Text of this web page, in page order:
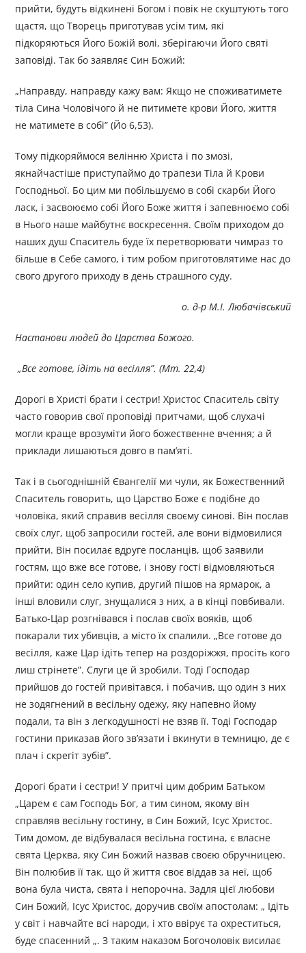
прийти, будуть відкинені Богом і повік не скуштують того
щастя, що Творець приготував усім тим, які
підкоряються Його Божій волі, зберігаючи Його святі
заповіді. Так бо заявляє Син Божий:
„Направду, направду кажу вам: Якщо не споживатимете
тіла Сина Чоловічого й не питимете крови Його, життя
не матимете в собі” (Йо 6,53).
Тому підкоряймося велінню Христа і по змозі,
якнайчастіше приступаймо до трапези Тіла й Крови
Господньої. Бо цим ми побільшуємо в собі скарби Його
ласк, і засвоюємо собі Його Боже життя і запевнюємо собі
в Нього наше майбутнє воскресення. Своїм приходом до
наших душ Спаситель буде їх перетворювати чимраз то
більше в Себе самого, і тим робом приготовлятиме нас до
свого другого приходу в день страшного суду.
о. д-р М.І. Любачівський
Настанови людей до Царства Божого.
„Все готове, ідіть на весілля”. (Мт. 22,4)
Дорогі в Христі брати і сестри! Христос Спаситель світу
часто говорив свої проповіді притчами, щоб слухачі
могли краще врозуміти його божественне вчення; а й
приклади лишаються довго в пам’яті.
Так і в сьогоднішній Євангелії ми чули, як Божественний
Спаситель говорить, що Царство Боже є подібне до
чоловіка, який справив весілля своєму синові. Він послав
своїх слуг, щоб запросили гостей, але вони відмовилися
прийти. Він посилає вдруге посланців, щоб заявили
гостям, що вже все готове, і знову гості відмовляються
прийти: один село купив, другий пішов на ярмарок, а
інші вловили слуг, знущалися з них, а в кінці повбивали.
Батько-Цар розгнівався і послав своїх вояків, щоб
покарали тих убивців, а місто їх спалили. „Все готове до
весілля, каже Цар ідіть тепер на роздоріжжя, просіть кого
лиш стрінете”. Слуги це й зробили. Тоді Господар
прийшов до гостей привітався, і побачив, що один з них
не зодягнений в весільну одежу, яку напевно йому
подали, та він з легкодушності не взяв її. Тоді Господар
гостини приказав його зв’язати і вкинути в темницю, де є
плач і скрегіт зубів”.
Дорогі брати і сестри! У притчі цим добрим Батьком
„Царем є сам Господь Бог, а тим сином, якому він
справляв весільну гостину, в Син Божий, Ісус Христос.
Тим домом, де відбувалася весільна гостина, є власне
свята Церква, яку Син Божий назвав своєю обручницею.
Він полюбив її так, що й життя своє віддав за неї, щоб
вона була чиста, свята і непорочна. Задля цієї любови
Син Божий, Ісус Христос, доручив своїм апостолам: „ Ідіть
у світ і навчайте всі народи, і хто ввірує та охреститься,
буде спасенний „. З таким наказом Богочоловік висилає